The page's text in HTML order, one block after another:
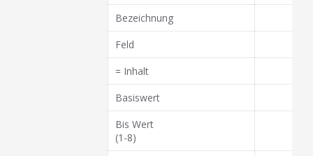
Bezeichnung
Feld
= Inhalt
Basiswert
Bis Wert
(1-8)